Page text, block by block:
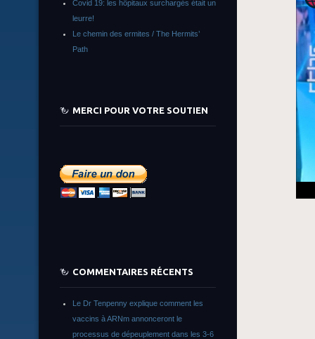
Covid 19: les hôpitaux surchargés était un
leurre!
Le chemin des ermites / The Hermits’
Path
MERCI POUR VOTRE SOUTIEN
COMMENTAIRES RÉCENTS
Le Dr Tenpenny explique comment les
vaccins à ARNm annonceront le
processus de dépeuplement dans les 3-6